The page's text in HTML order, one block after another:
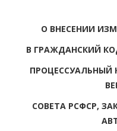
О ВНЕСЕНИИ
В ГРАЖДАНСКИЙ
ПРОЦЕССУАЛЬНЫЙ
СОВЕТА РСФСР,